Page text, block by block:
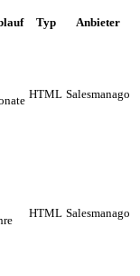
Typ Anbieter
HTML Salesmanago
HTML Salesmanago